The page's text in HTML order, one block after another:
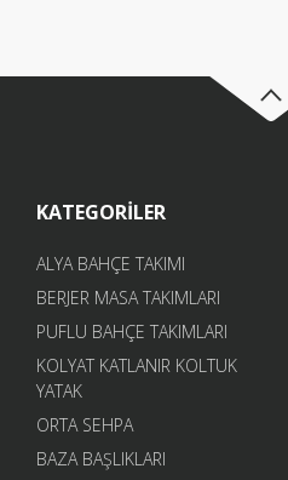
KATEGORİLER
ALYA BAHÇE TAKIMI
BERJER MASA TAKIMLARI
PUFLU BAHÇE TAKIMLARI
KOLYAT KATLANIR KOLTUK
YATAK
ORTA SEHPA
BAZA BAŞLIKLARI